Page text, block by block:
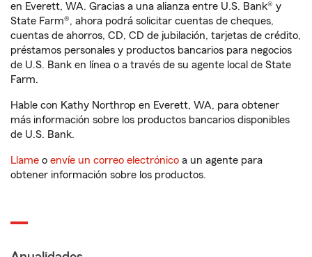
en Everett, WA. Gracias a una alianza entre U.S. Bank® y
State Farm®, ahora podrá solicitar cuentas de cheques,
cuentas de ahorros, CD, CD de jubilación, tarjetas de crédito,
préstamos personales y productos bancarios para negocios
de U.S. Bank en línea o a través de su agente local de State
Farm.
Hable con Kathy Northrop en Everett, WA, para obtener
más información sobre los productos bancarios disponibles
de U.S. Bank.
Llame o envíe un correo electrónico a un agente para
obtener información sobre los productos.